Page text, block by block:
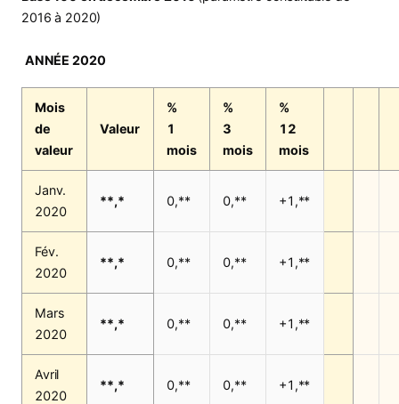
2016 à 2020)
ANNÉE 2020
Mois
de
valeur
Valeur
%
1
mois
%
3
mois
%
12
mois
Janv.
2020
**,* 0,** 0,** +1,**
Fév.
2020
**,* 0,** 0,** +1,**
Mars
2020
**,* 0,** 0,** +1,**
Avril
2020
**,* 0,** 0,** +1,**